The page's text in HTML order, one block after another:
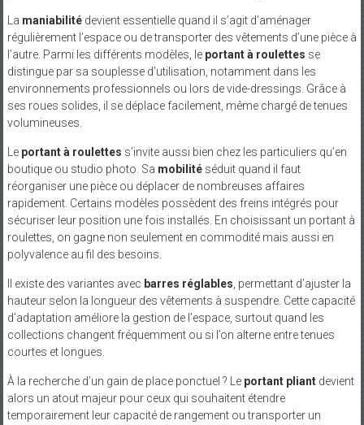
La maniabilitédevient essentielle quand il s’agit d’aménager
régulièrement l’espace ou de transporter des vêtements d’une pièce à
l’autre. Parmi les différents modèles, le portant à roulettes se
distingue par sa souplesse d’utilisation, notamment dans les
environnements professionnels ou lors de vide-dressings. Grâce à
ses roues solides, il se déplace facilement, même chargé de tenues
volumineuses.
Le portant à roulettes s’invite aussi bien chez les particuliers qu’en
boutique ou studio photo. Sa mobilitéséduit quand il faut
réorganiser une pièce ou déplacer de nombreuses affaires
rapidement. Certains modèles possèdent des freins intégrés pour
sécuriser leur position une fois installés. En choisissant un portant à
roulettes, on gagne non seulement en commodité mais aussi en
polyvalence au fil des besoins.
Il existe des variantes avec barres réglables , permettant d’ajuster la
hauteur selon la longueur des vêtements à suspendre. Cette capacité
d’adaptation améliore la gestion de l’espace, surtout quand les
collections changent fréquemment ou si l’on alterne entre tenues
courtes et longues.
À la recherche d’un gain de place ponctuel ? Le portant pliantdevient
alors un atout majeur pour ceux qui souhaitent étendre
temporairement leur capacité de rangement ou transporter un